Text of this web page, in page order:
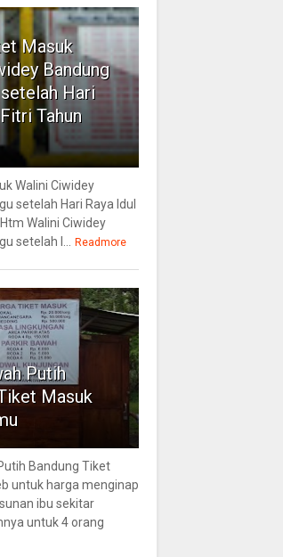
Masuk
Bandung
Hari
Tahun
Walini Ciwidey
setelah Hari Raya Idul
Walini Ciwidey
setelah l... Readmore
Putih
Masuk
Bandung Tiket
untuk harga menginap
ibu sekitar
untuk 4 orang